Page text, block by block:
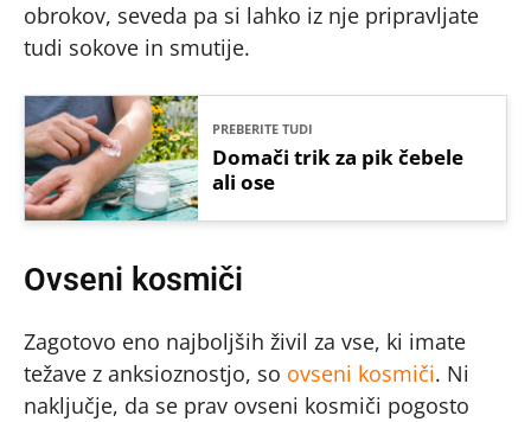
obrokov, seveda pa si lahko iz nje pripravljate
tudi sokove in smutije.
PREBERITE TUDI
Domači trik za pik čebele
ali ose
Ovseni kosmiči
Zagotovo eno najboljših živil za vse, ki imate
težave z anksioznostjo, so ovseni kosmiči. Ni
naključje, da se prav ovseni kosmiči pogosto